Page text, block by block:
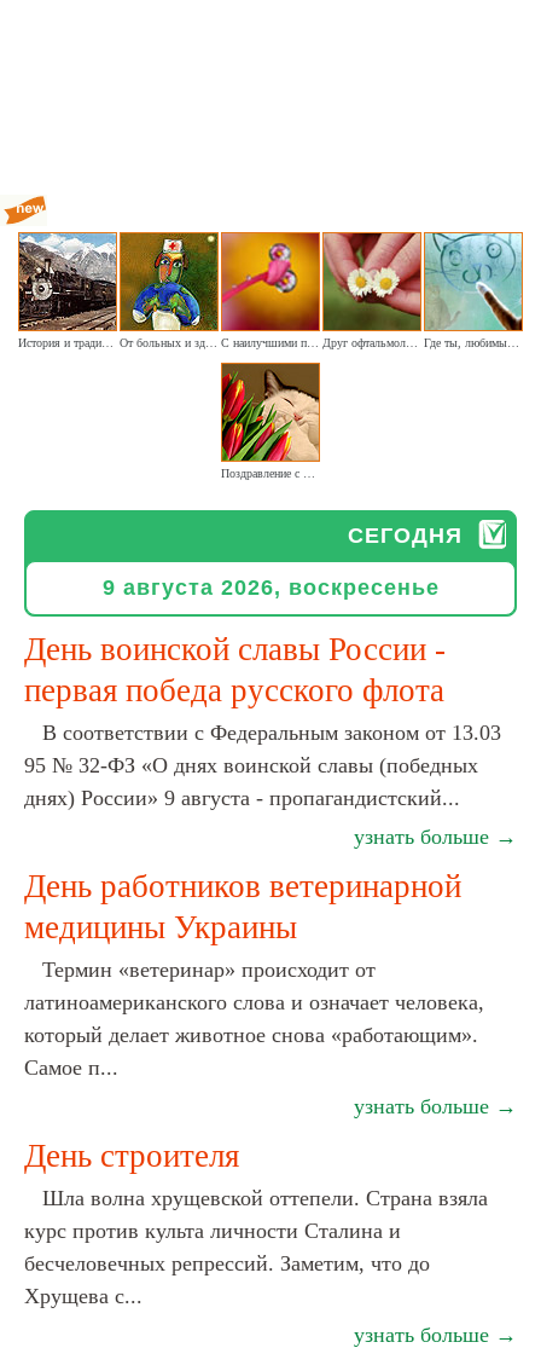
СЕГОДНЯ
9 августа 2026, воскресенье
День воинской славы России -
первая победа русского флота
В соответствии с Федеральным законом от 13.03
95 № 32-ФЗ «О днях воинской славы (победных
днях) России» 9 августа - пропагандистский...
узнать больше →
День работников ветеринарной
медицины Украины
Термин «ветеринар» происходит от
латиноамериканского слова и означает человека,
который делает животное снова «работающим».
Самое п...
узнать больше →
День строителя
Шла волна хрущевской оттепели. Страна взяла
курс против культа личности Сталина и
бесчеловечных репрессий. Заметим, что до
Хрущева с...
узнать больше →